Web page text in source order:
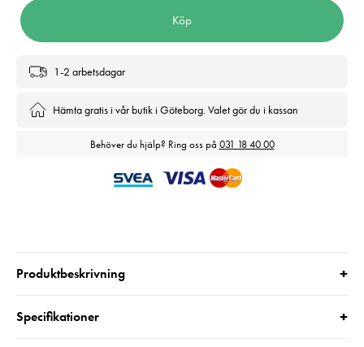
Köp
1-2 arbetsdagar
Hämta gratis i vår butik i Göteborg. Valet gör du i kassan
Behöver du hjälp? Ring oss på 031 18 40 00
Produktbeskrivning +
Specifikationer +